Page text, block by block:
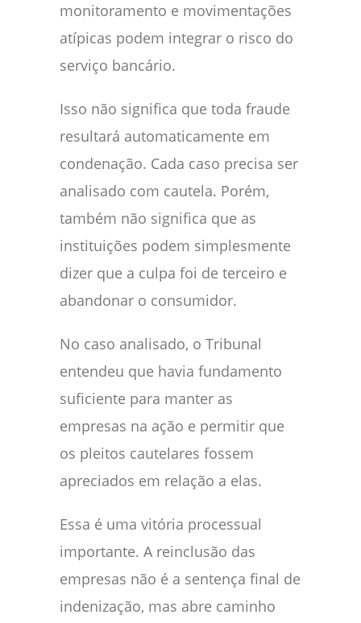
monitoramento e movimentações
atípicas podem integrar o risco do
serviço bancário.
Isso não significa que toda fraude
resultará automaticamente em
condenação. Cada caso precisa ser
analisado com cautela. Porém,
também não significa que as
instituições podem simplesmente
dizer que a culpa foi de terceiro e
abandonar o consumidor.
No caso analisado, o Tribunal
entendeu que havia fundamento
suficiente para manter as
empresas na ação e permitir que
os pleitos cautelares fossem
apreciados em relação a elas.
Essa é uma vitória processual
importante. A reinclusão das
empresas não é a sentença final de
indenização, mas abre caminho